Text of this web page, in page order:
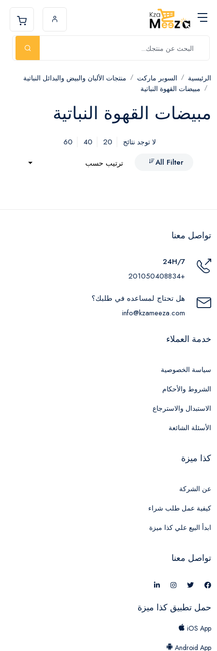
الرئيسية السوبر ماركت
منتجات الألبان والبيض والبدائل النباتية
مبيضات القهوة النباتية
مبيضات القهوة النباتية
لا توجد نتائج 20
40
60
All Filter
ترتيب حسب
تواصل معنا
24H/7
+201050408834
هل تحتاج لمساعده في طلبك؟
info@kzameeza.com
خدمة العملاء
سياسة الخصوصية
الشروط والأحكام
الاستبدال والاسترجاع
الأسئلة الشائعة
كذا ميزة
عن الشركة
كيفية عمل طلب شراء
ابدأ البيع علي كذا ميزة
تواصل معنا
حمل تطبيق كذا ميزة
iOS App
Android App